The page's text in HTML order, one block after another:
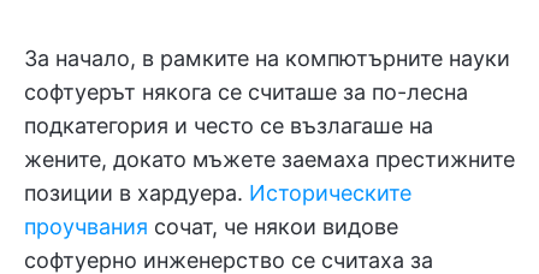
За начало, в рамките на компютърните науки
софтуерът някога се считаше за по-лесна
подкатегория и често се възлагаше на
жените, докато мъжете заемаха престижните
позиции в хардуера. Историческите
проучвания сочат, че някои видове
софтуерно инженерство се считаха за